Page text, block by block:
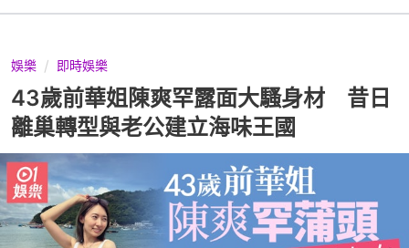
娛樂 即時娛樂
43歲前華姐陳爽罕露面大騷身材 昔日
離巢轉型與老公建立海味王國